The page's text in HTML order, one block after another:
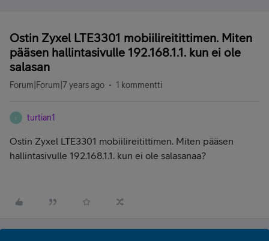
Ostin Zyxel LTE3301 mobiilireitittimen. Miten
pääsen hallintasivulle 192.168.1.1. kun ei ole
salasan
Forum|Forum|7 years ago 1 kommentti
T turtian1
Ostin Zyxel LTE3301 mobiilireitittimen. Miten pääsen
hallintasivulle 192.168.1.1. kun ei ole salasanaa?